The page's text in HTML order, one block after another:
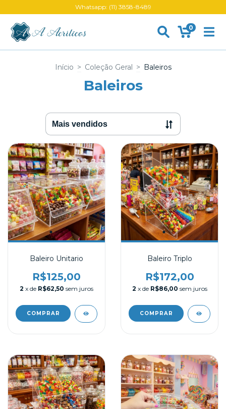
Whatsapp: (11) 3858-8489
0
Início > Coleção Geral > Baleiros
Baleiros
Baleiro Unitario
R$125,00
2 x de R$62,50 sem juros
Baleiro Triplo
R$172,00
2 x de R$86,00 sem juros